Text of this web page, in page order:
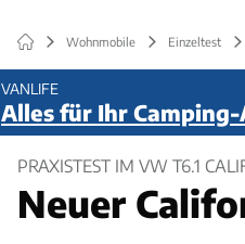
Wohnmobile Einzeltest
VANLIFE
Alles für Ihr
PRAXISTEST IM VW T6.1
Neuer